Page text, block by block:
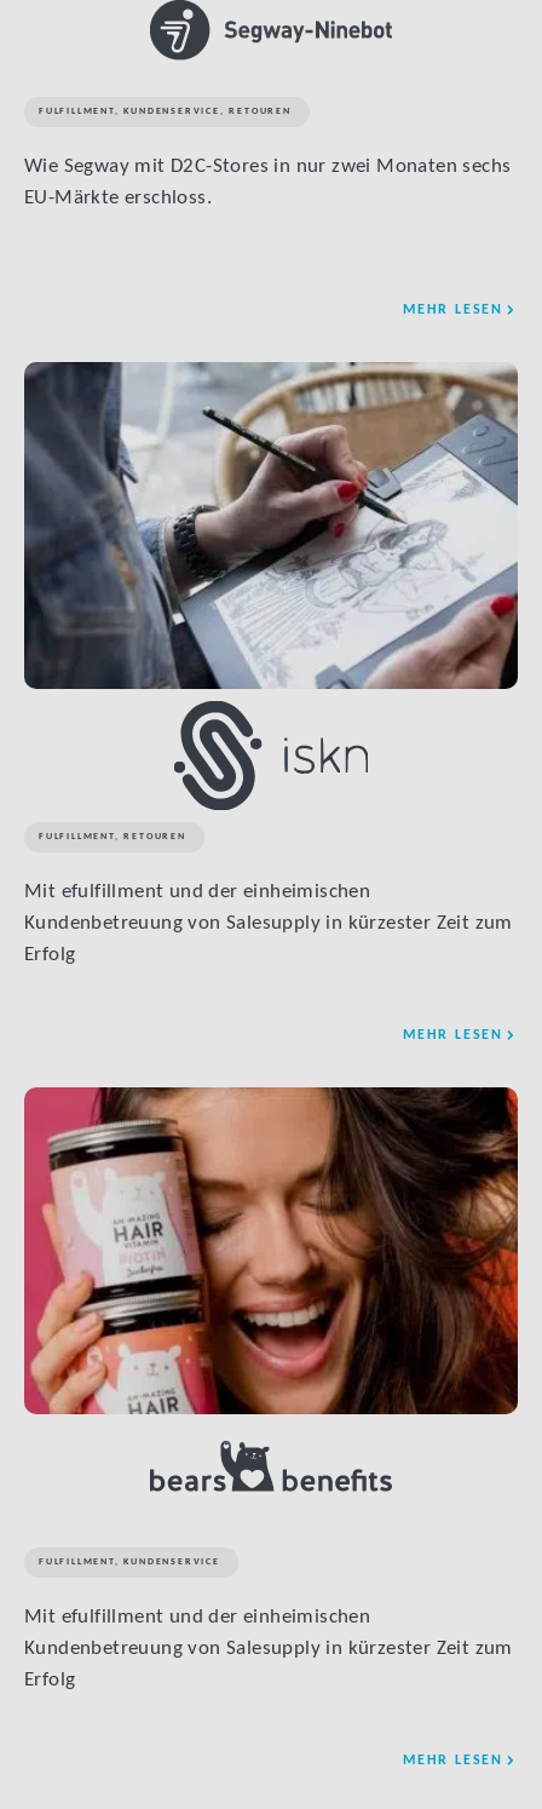
FULFILLMENT, KUNDENSERVICE , RETOUREN
Wie Segway mit D2C-Stores in nur zwei Monaten sechs
EU-Märkte erschloss.
MEHR LESEN
FULFILLMENT, RETOUREN
Mit efulfillment und der einheimischen
Kundenbetreuung von Salesupply in kürzester Zeit zum
Erfolg
MEHR LESEN
LINK BTN
FULFILLMENT, KUNDENSERVICE
Mit efulfillment und der einheimischen
Kundenbetreuung von Salesupply in kürzester Zeit zum
Erfolg
MEHR LESEN